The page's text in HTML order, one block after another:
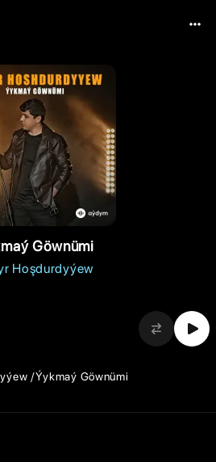
Göwnümi
Hoşdurdyýew
Ýykmaý Göwnümi